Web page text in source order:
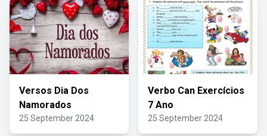
Versos Dia Dos
Namorados
25 September 2024
Verbo Can Exercícios
7 Ano
25 September 2024